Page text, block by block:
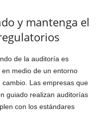
y mantenga el
de la auditoría es
medio de un entorno
Las empresas que
guiado realizan auditorías
con los estándares